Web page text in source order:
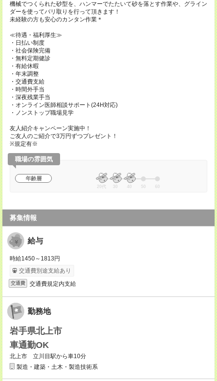
機械でつくられた砂型を、ハンマーでたたいて砂を落とす作業や、グライン
ダーを使ってバリ取りを行って頂きます！
未経験の方も安心のカンタン作業＊
≪待遇・福利厚生≫
・日払い制度
・社会保険完備
・無料定期健診
・有給休暇
・年末調整
・交通費支給
・時間外手当
・深夜残業手当
・オンライン医師相談サポート(24H対応)
・ノンストップ職場見学
友人紹介キャンペーン実施中！
ご友人のご紹介で3万円ずつプレゼント！
※規定有※
職場の雰囲気
年齢層
20代 30 40 50 60
募集情報
給与
時給1450～1813円
交通費別途支給あり
交通費 交通費規定内支給
勤務地
岩手県北上市
車通勤OK
北上市 立川目駅から車10分
製造・建築・土木・製造技術系